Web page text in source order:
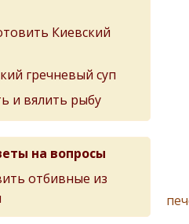
Киевский
гречневый суп
и вялить рыбу
на вопросы
отбивные из